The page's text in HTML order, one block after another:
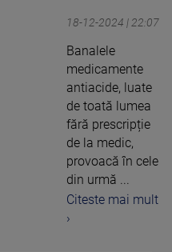
18-12-2024 | 22:07
Banalele
medicamente
antiacide, luate
de toată lumea
fără prescripție
de la medic,
provoacă în cele
din urmă ...
Citeste mai mult
›